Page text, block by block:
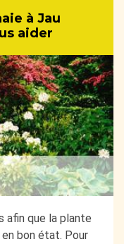
à Jau
aider
afin que la plante
bon état. Pour